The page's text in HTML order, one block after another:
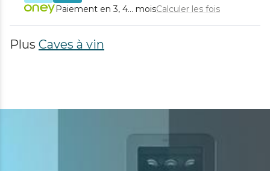
Paiement en 3, 4... moisCalculer les fois
Plus Caves à vin